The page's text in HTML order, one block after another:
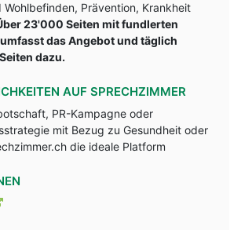
Wohlbefinden, Prävention, Krankheit
23'000 Seiten mit fundlerten
das Angebot und täglich
dazu.
AUF SPRECHZIMMER
PR-Kampagne oder
mit Bezug zu Gesundheit oder
die ideale Platform